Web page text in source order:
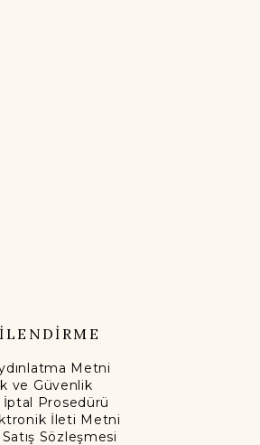
Metni
ve Güvenlik
İptal Prosedürü
İleti Metni
Sözleşmesi